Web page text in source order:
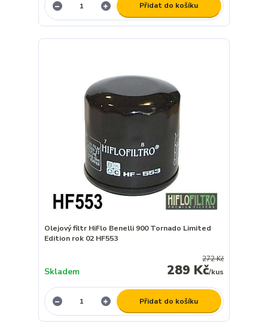
Přidat do košíku
Olejový filtr HiFlo Benelli 900 Tornado Limited
Edition rok 02 HF553
272 Kč
289 Kč/kus
Skladem
Přidat do košíku